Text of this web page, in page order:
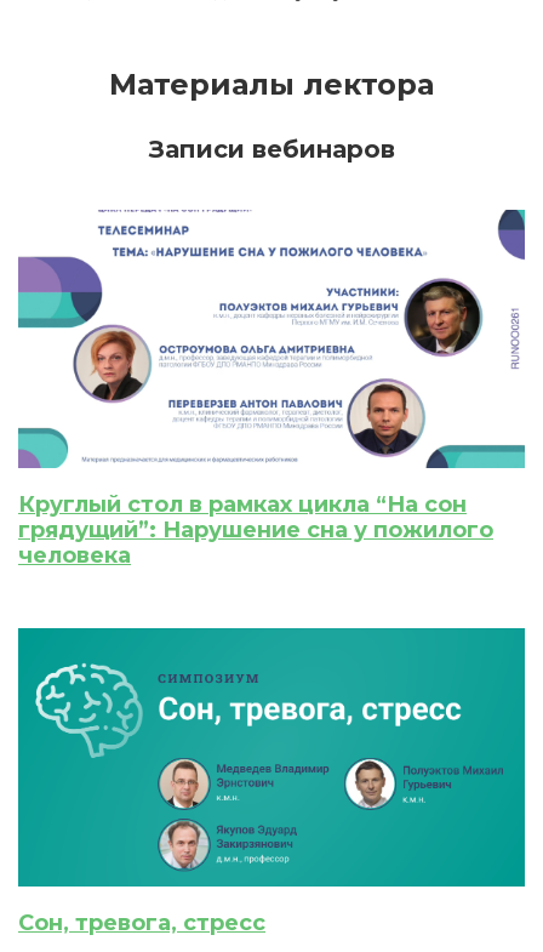
Материалы лектора
Записи вебинаров
Круглый стол в рамках цикла “На сон
грядущий”: Нарушение сна у пожилого
человека
Сон, тревога, стресс
ЗАРЕГИСТРИРОВАТЬСЯ
ПОЛУЧИТЬ
Подтвердите списание баллов
После подтверждения медкоины будут